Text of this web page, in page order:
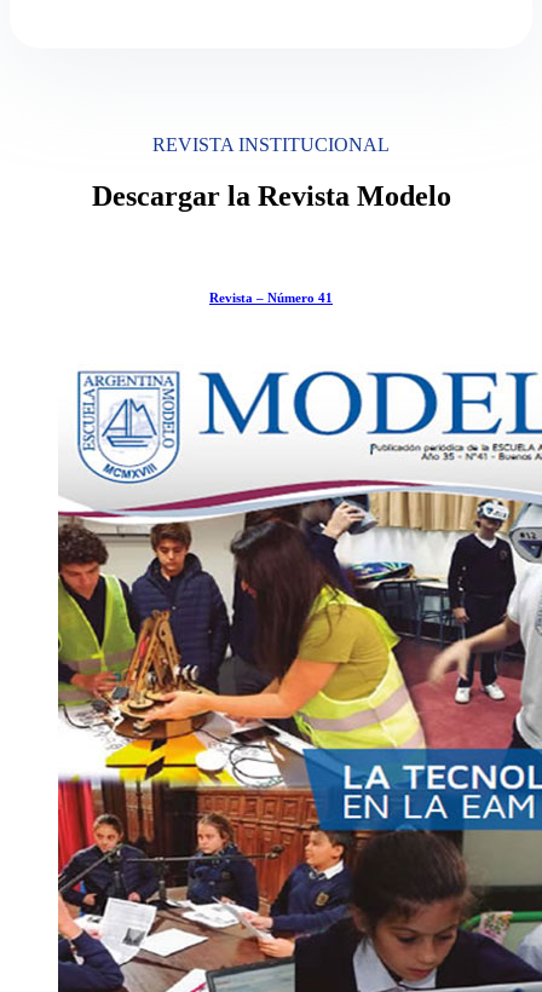
REVISTA INSTITUCIONAL
Descargar la Revista Modelo
Revista – Número 41